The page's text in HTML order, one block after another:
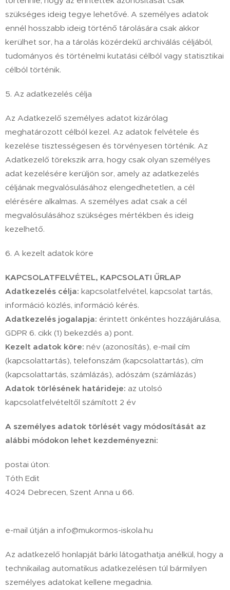
szükséges ideig tegye lehetővé. A személyes adatok
ennél hosszabb ideig történő tárolására csak akkor
kerülhet sor, ha a tárolás közérdekű archiválás céljából,
tudományos és történelmi kutatási célból vagy statisztikai
célból történik.
5. Az adatkezelés célja
Az Adatkezelő személyes adatot kizárólag
meghatározott célból kezel. Az adatok felvétele és
kezelése tisztességesen és törvényesen történik. Az
Adatkezelő törekszik arra, hogy csak olyan személyes
adat kezelésére kerüljön sor, amely az adatkezelés
céljának megvalósulásához elengedhetetlen, a cél
elérésére alkalmas. A személyes adat csak a cél
megvalósulásához szükséges mértékben és ideig
kezelhető.
6. A kezelt adatok köre
KAPCSOLATFELVÉTEL, KAPCSOLATI ŰRLAP
Adatkezelés célja: kapcsolatfelvétel, kapcsolat tartás,
információ közlés, információ kérés.
Adatkezelés jogalapja: érintett önkéntes hozzájárulása,
GDPR 6. cikk (1) bekezdés a) pont.
Kezelt adatok köre: név (azonosítás), e-mail cím
(kapcsolattartás), telefonszám (kapcsolattartás), cím
(kapcsolattartás, számlázás), adószám (számlázás)
Adatok törlésének határideje: az utolsó
kapcsolatfelvételtől számított 2 év
A személyes adatok törlését vagy módosítását az
alábbi módokon lehet kezdeményezni:
postai úton:
Tóth Edit
4024 Debrecen, Szent Anna u 66.
e-mail útján a info@mukormos-iskola.hu
Az adatkezelő honlapját bárki látogathatja anélkül, hogy a
technikailag automatikus adatkezelésen túl bármilyen
személyes adatokat kellene megadnia.